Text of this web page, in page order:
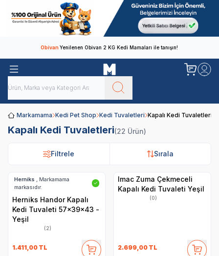
ObivanYenilenen Obivan 2 KG Kedi Mamaları ile tanışın!
Markamama Kedi Pet Shop Kedi Tuvaletleri Kapalı Kedi Tuvaletleri
Kapalı Kedi Tuvaletleri(22 Ürün)
Filtrele Sırala
Filtrele Sırala
Herniks
, Markamama
markasıdır.
✓
Herniks Handor Kapalı
Kedi Tuvaleti 57x39x43 -
Yeşil
(2)
1.411,00 TL
Imac Zuma Çekmeceli
Kapalı Kedi Tuvaleti Yeşil
(0)
2.699,00 TL